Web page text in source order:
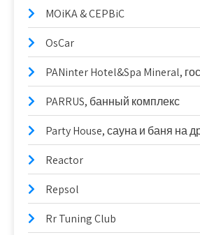
MOiKA & CEPBiC
OsCar
PANinter Hotel&Spa Mineral,
PARRUS, банный комплекс
Party House, сауна и баня на
Reactor
Repsol
Rr Tuning Club